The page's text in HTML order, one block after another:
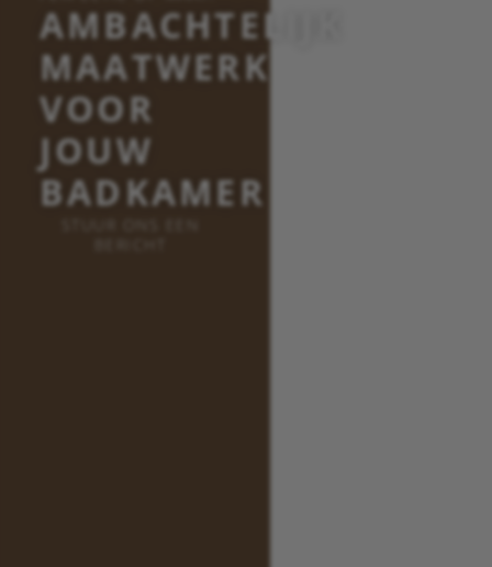
AMBACHTELIJK
MAATWERK
VOOR
JOUW
BADKAMER